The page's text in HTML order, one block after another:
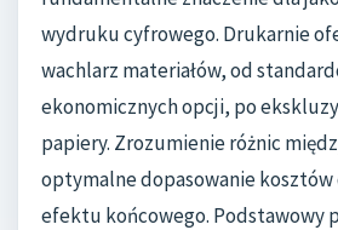
wydruku cyfrowego. Drukarnie
wachlarz materiałów, od
ekonomicznych opcji, po
papiery. Zrozumienie różnic
optymalne dopasowanie kosztów
efektu końcowego. Podstawowy